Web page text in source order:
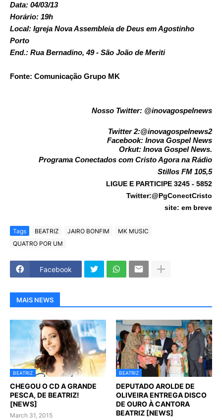
Data: 04/03/13
Horário: 19h
Local: Igreja Nova Assembleia de Deus em Agostinho
Porto
End.: Rua Bernadino, 49 - São João de Meriti
Fonte: Comunicação Grupo MK
Nosso Twitter: @inovagospelnews
Twitter 2:@inovagospelnews2
Facebook: Inova Gospel News
Orkut: Inova Gospel News.
Programa Conectados com Cristo Agora na Rádio
Stillos FM 105,5
LIGUE E PARTICIPE 3245 - 5852
Twitter:@PgConectCristo
site: em breve
Tags BEATRIZ JAIRO BONFIM
MK MUSIC
QUATRO POR UM
Facebook
MAIS NEWS
BEATRIZ
CHEGOU O CD A GRANDE
PESCA, DE BEATRIZ!
[NEWS]
March 31, 2015
BEATRIZ
DEPUTADO AROLDE DE
OLIVEIRA ENTREGA DISCO
DE OURO À CANTORA
BEATRIZ [NEWS]